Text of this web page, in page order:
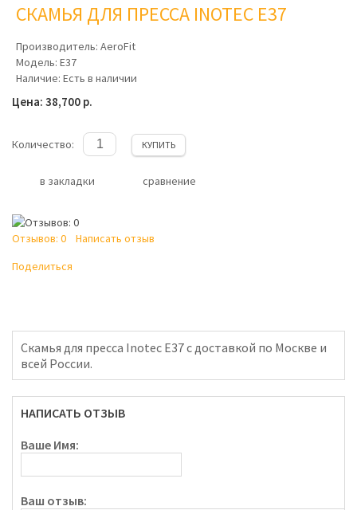
СКАМЬЯ ДЛЯ ПРЕССА INOTEC E37
Производитель: AeroFit
Модель: E37
Наличие: Есть в наличии
Цена: 38,700 р.
Количество: КУПИТЬ
в закладки сравнение
Отзывов: 0
Написать отзыв
Поделиться
Скамья для пресса Inotec E37 с доставкой по Москве и
всей России.
НАПИСАТЬ ОТЗЫВ
Ваше Имя:
Ваш отзыв: